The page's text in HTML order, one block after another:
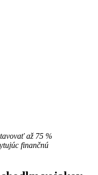
až 75 %
finančnú